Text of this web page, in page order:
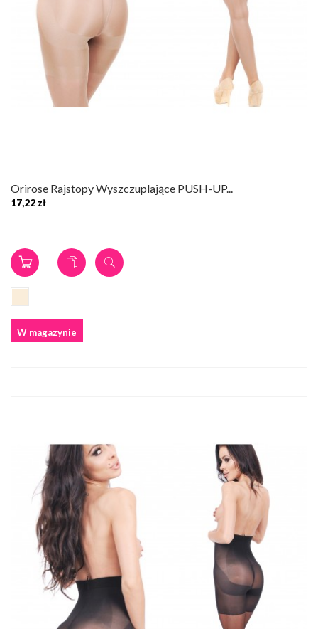
Orirose Rajstopy Wyszczuplające PUSH-UP...
17,22 zł
W magazynie